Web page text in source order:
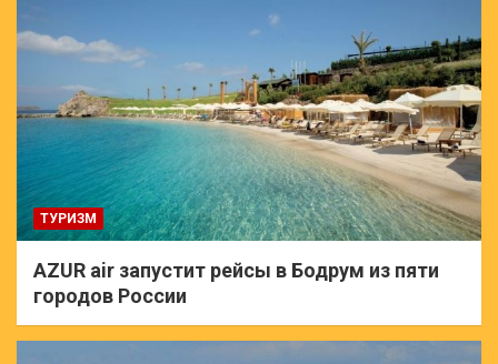
ТУРИЗМ
AZUR air запустит рейсы в Бодрум из пяти
городов России